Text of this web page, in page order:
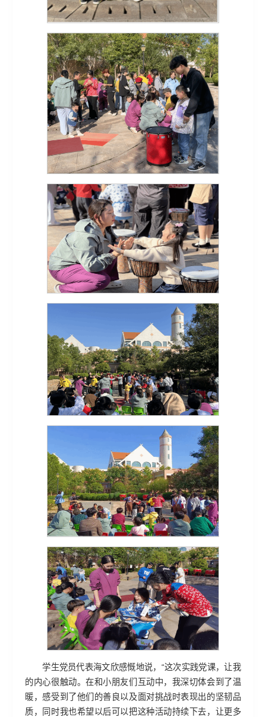
学生党员代表海文欣感慨地说，“这次实践党课，让我
的内心很触动。在和小朋友们互动中，我深切体会到了温
暖，感受到了他们的善良以及面对挑战时表现出的坚韧品
质，同时我也希望以后可以把这种活动持续下去，让更多